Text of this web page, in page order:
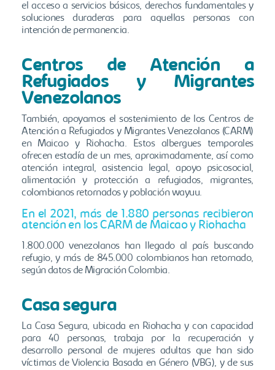
el acceso a servicios básicos, derechos fundamentales y
soluciones duraderas para aquellas personas con
intención de permanencia.
Centros de Atención a
Refugiados y Migrantes
Venezolanos
También, apoyamos el sostenimiento de los Centros de
Atención a Refugiados y Migrantes Venezolanos (CARM)
en Maicao y Riohacha. Estos albergues temporales
ofrecen estadía de un mes, aproximadamente, así como
atención integral, asistencia legal, apoyo psicosocial,
alimentación y protección a refugiados, migrantes,
colombianos retornados y población wayuu.
En el 2021, más de 1.880 personas recibieron
atención en los CARM de Maicao y Riohacha
1.800.000 venezolanos han llegado al país buscando
refugio, y más de 845.000 colombianos han retornado,
según datos de Migración Colombia.
Casa segura
La Casa Segura, ubicada en Riohacha y con capacidad
para 40 personas, trabaja por la recuperación y
desarrollo personal de mujeres adultas que han sido
víctimas de Violencia Basada en Género (VBG), y de sus